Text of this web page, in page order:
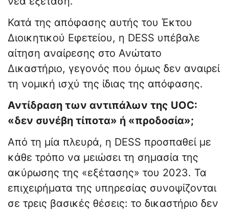
Κατά της απόφασης αυτής του Έκτου
Διοικητικού Εφετείου, η DESS υπέβαλε
αίτηση αναίρεσης στο Ανώτατο
Δικαστήριο, γεγονός που όμως δεν αναιρεί
τη νομική ισχύ της ίδιας της απόφασης.
Αντίδραση των αντιπάλων της UOC:
«δεν συνέβη τίποτα» ή «προδοσία»;
Από τη μία πλευρά, η DESS προσπαθεί με
κάθε τρόπο να μειώσει τη σημασία της
ακύρωσης της «εξέτασης» του 2023. Τα
επιχειρήματα της υπηρεσίας συνοψίζονται
σε τρεις βασικές θέσεις: το δικαστήριο δεν